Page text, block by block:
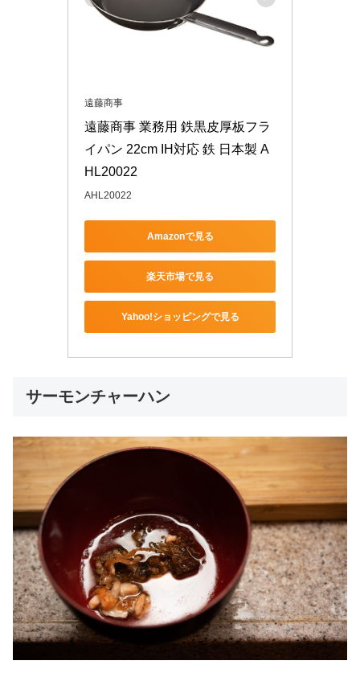
遠藤商事
遠藤商事 業務用 鉄黒皮厚板フラ
イパン 22cm IH対応 鉄 日本製 A
HL20022
AHL20022
Amazonで見る
楽天市場で見る
Yahoo!ショッピングで見る
サーモンチャーハン